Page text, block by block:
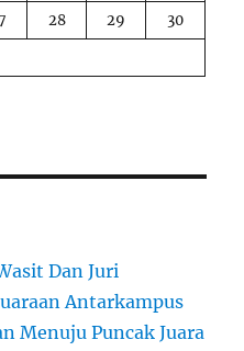
28 29
30
Dan Juri
Antarkampus
Menuju Puncak Juara